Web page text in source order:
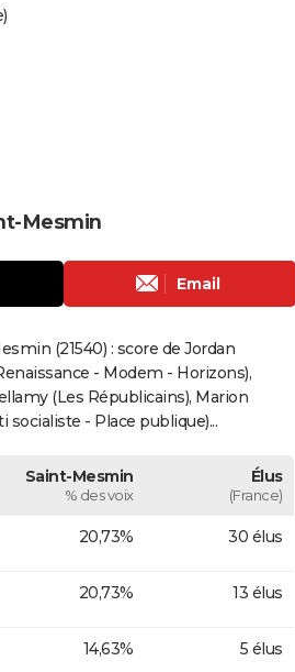
Mesmin
Email
(21540) : score de Jordan
- Modem - Horizons),
(Les Républicains), Marion
socialiste - Place publique)...
Saint-Mesmin
% des voix
Élus
(France)
20,73% 30 élus
20,73% 13 élus
14,63% 5 élus